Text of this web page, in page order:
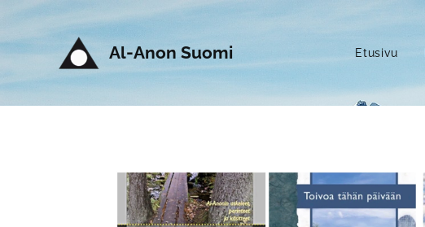
Al-Anon Suomi Etusivu